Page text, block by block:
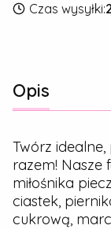
Czas wysyłki:
Opis
Twórz
razem! Nasze
miłośnika
ciastek,
cukrową,